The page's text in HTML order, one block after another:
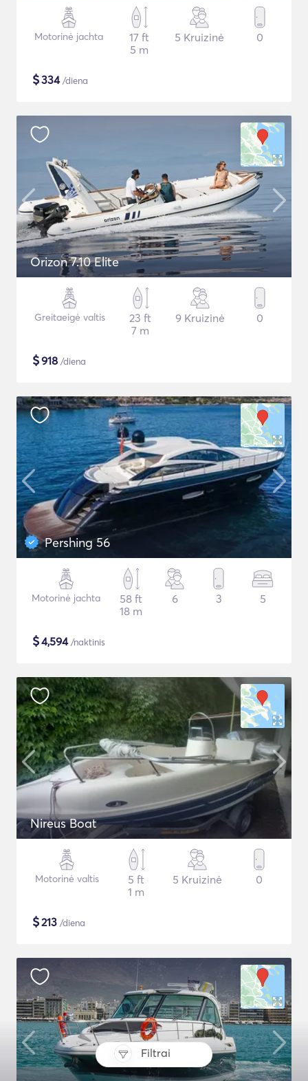
Filtrai
Motorinė jachta
17 ft
5 m
5 Kruizinė 0
$334/diena
Orizon 7.10 Elite
Greitaeigė valtis
23 ft
7 m
9 Kruizinė 0
$918 /diena
Pershing 56
Motorinė jachta
58 ft
18 m
6 3 5
$4,594/naktinis
Nireus Boat
Motorinė valtis
5 ft
1 m
5 Kruizinė 0
$213 /diena